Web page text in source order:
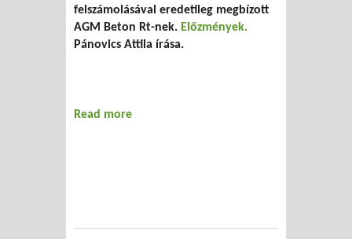
felszámolásával eredetileg megbízott
AGM Beton Rt-nek. Előzmények.
Pánovics Attila írása.
Read more